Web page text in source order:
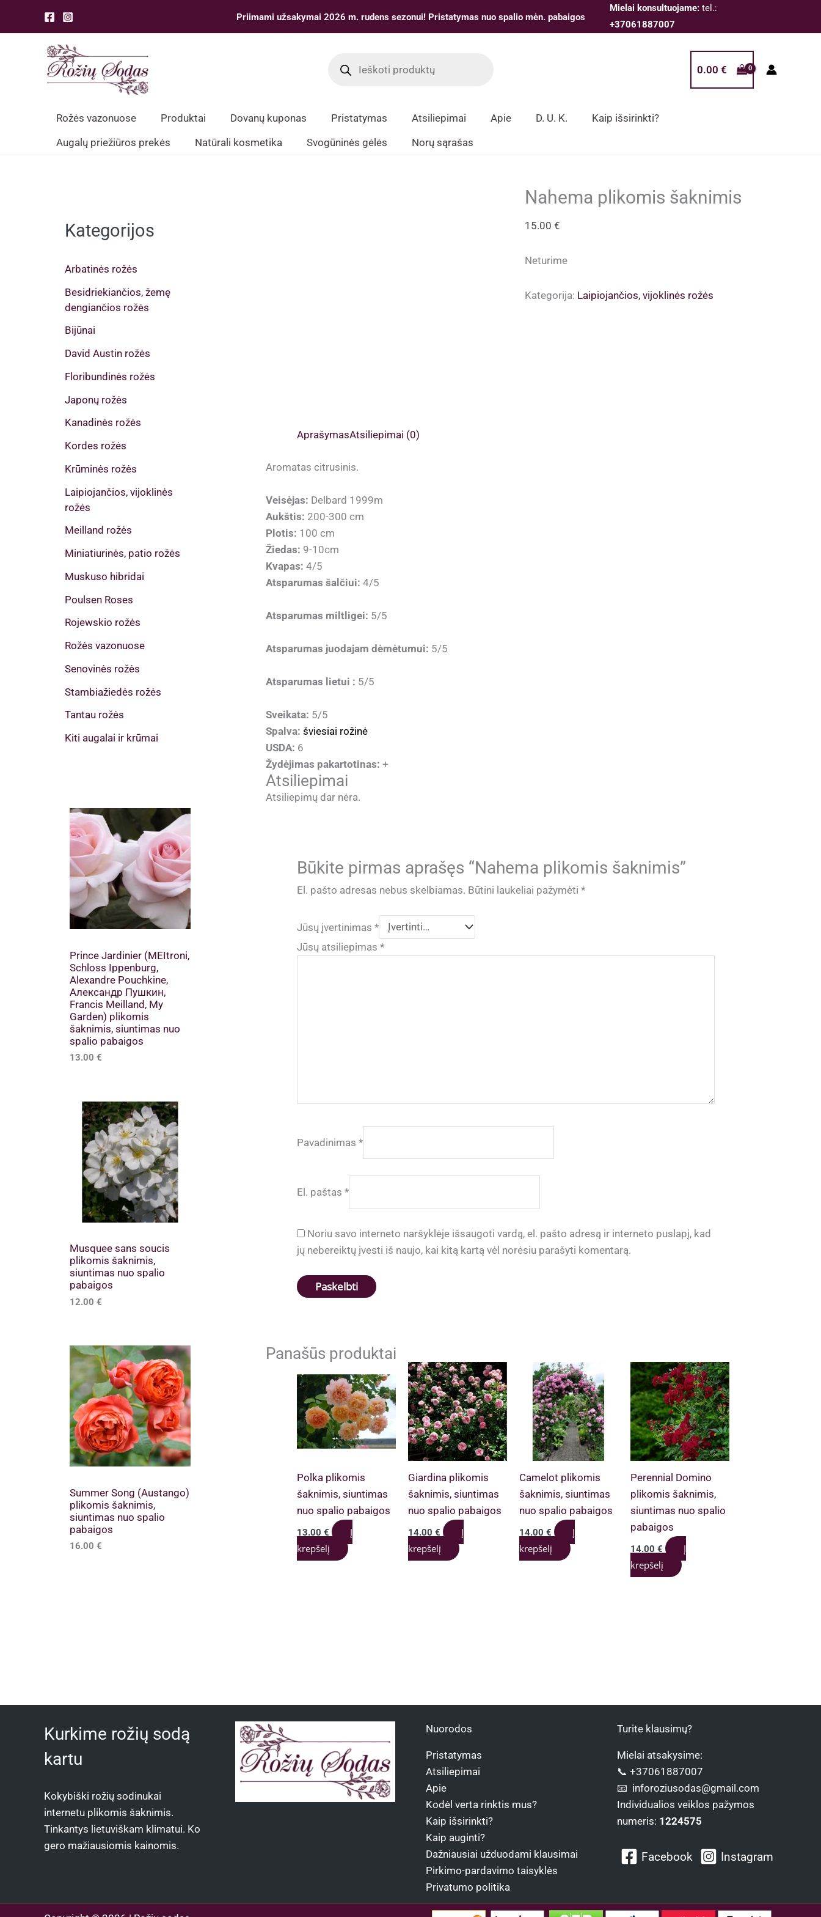
Priimami užsakymai 2026 m. rudens sezonui! Pristatymas nuo spalio mėn. pabaigos
Mielai konsultuojame: tel.:
+37061887007
search
0.00 €
Rožės vazonuose Produktai Dovanų kuponas Pristatymas Atsiliepimai Apie D. U. K.
Kaip išsirinkti?
Augalų priežiūros prekės
Natūrali kosmetika Svogūninės gėlės Norų sąrašas
Kategorijos
Arbatinės rožės
Besidriekiančios, žemę
dengiančios rožės
Bijūnai
David Austin rožės
Floribundinės rožės
Japonų rožės
Kanadinės rožės
Kordes rožės
Krūminės rožės
Laipiojančios, vijoklinės
rožės
Meilland rožės
Miniatiurinės, patio rožės
Muskuso hibridai
Poulsen Roses
Rojewskio rožės
Rožės vazonuose
Senovinės rožės
Stambiažiedės rožės
Tantau rožės
Kiti augalai ir krūmai
Prince Jardinier (MEItroni,
Schloss Ippenburg,
Alexandre Pouchkine,
Александр Пушкин,
Francis Meilland, My
Garden) plikomis
šaknimis, siuntimas nuo
spalio pabaigos
13.00 €
Musquee sans soucis
plikomis šaknimis,
siuntimas nuo spalio
pabaigos
12.00 €
Summer Song (Austango)
plikomis šaknimis,
siuntimas nuo spalio
pabaigos
16.00 €
Nahema plikomis šaknimis
15.00€
Neturime
Kategorija: Laipiojančios, vijoklinės rožės
AprašymasAtsiliepimai (0)
Aromatas citrusinis.
Veisėjas: Delbard 1999m
Aukštis: 200-300 cm
Plotis: 100 cm
Žiedas: 9-10cm
Kvapas: 4/5
Atsparumas šalčiui: 4/5
Atsparumas miltligei: 5/5
Atsparumas juodajam dėmėtumui: 5/5
Atsparumas lietui : 5/5
Sveikata: 5/5
Spalva: šviesiai rožinė
USDA: 6
Žydėjimas pakartotinas: +
Atsiliepimai
Atsiliepimų dar nėra.
Būkite pirmas aprašęs “Nahema plikomis šaknimis”
El. pašto adresas nebus skelbiamas. Būtini laukeliai pažymėti *
Jūsų įvertinimas *
Jūsų atsiliepimas *
Pavadinimas *
El. paštas *
Noriu savo interneto naršyklėje išsaugoti vardą, el. pašto adresą ir interneto puslapį, kad
jų nebereiktų įvesti iš naujo, kai kitą kartą vėl norėsiu parašyti komentarą.
Panašūs produktai
Polka plikomis
šaknimis, siuntimas
nuo spalio pabaigos
13.00 €
Į
krepšelį
Giardina plikomis
šaknimis, siuntimas
nuo spalio pabaigos
14.00€
Į
krepšelį
Camelot plikomis
šaknimis, siuntimas
nuo spalio pabaigos
14.00€
Į
krepšelį
Perennial Domino
plikomis šaknimis,
siuntimas nuo spalio
pabaigos
14.00€
Į
krepšelį
Kurkime rožių sodą
kartu
Kokybiški rožių sodinukai
internetu plikomis šaknimis.
Tinkantys lietuviškam klimatui. Ko
gero mažiausiomis kainomis.
Nuorodos
Pristatymas
Atsiliepimai
Apie
Kodėl verta rinktis mus?
Kaip išsirinkti?
Kaip auginti?
Dažniausiai užduodami klausimai
Pirkimo-pardavimo taisyklės
Privatumo politika
Turite klausimų?
Mielai atsakysime:
📞 +37061887007
📧 inforoziusodas@gmail.com
Individualios veiklos pažymos
numeris: 1224575
Facebook Instagram